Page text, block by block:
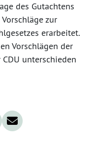
des Gutachtens
Vorschläge zur
erarbeitet.
Vorschlägen der
unterschieden